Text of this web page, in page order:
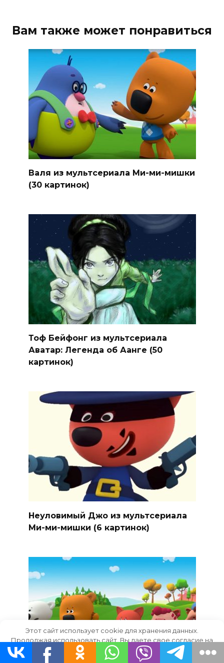
Вам также может понравиться
Валя из мультсериала Ми-ми-мишки
(30 картинок)
Тоф Бейфонг из мультсериала
Аватар: Легенда об Аанге (50
картинок)
Неуловимый Джо из мультсериала
Ми-ми-мишки (6 картинок)
Этот сайт использует cookie для хранения данных.
Продолжая использовать сайт, Вы даете свое согласие на
работу с этими файлами.
OK